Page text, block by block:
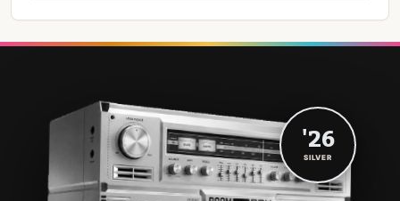
'26
SILVER